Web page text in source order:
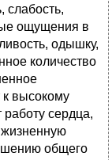
слабость,
ощущения в
одышку,
количество
высокому
сердца,
общего